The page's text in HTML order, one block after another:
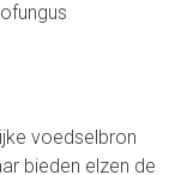
voedselbron
bieden elzen de